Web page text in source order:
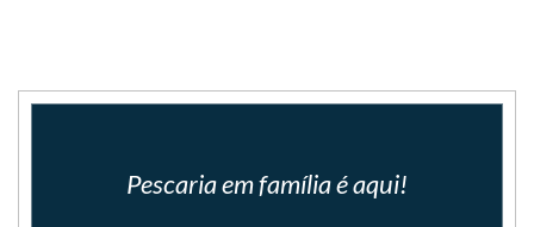
Pescaria em família é aqui!